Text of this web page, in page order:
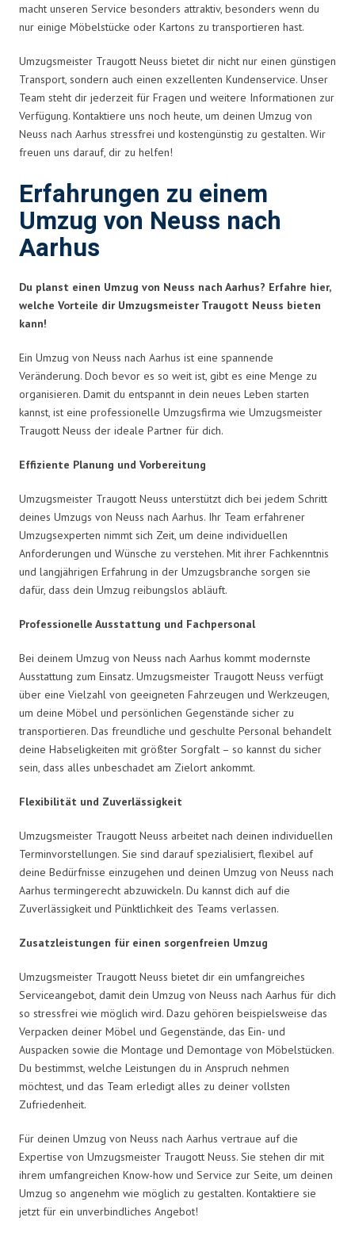
macht unseren Service besonders attraktiv, besonders wenn du
nur einige Möbelstücke oder Kartons zu transportieren hast.
Umzugsmeister Traugott Neuss bietet dir nicht nur einen günstigen
Transport, sondern auch einen exzellenten Kundenservice. Unser
Team steht dir jederzeit für Fragen und weitere Informationen zur
Verfügung. Kontaktiere uns noch heute, um deinen Umzug von
Neuss nach Aarhus stressfrei und kostengünstig zu gestalten. Wir
freuen uns darauf, dir zu helfen!
Erfahrungen zu einem
Umzug von Neuss nach
Aarhus
Du planst einen Umzug von Neuss nach Aarhus? Erfahre hier,
welche Vorteile dir Umzugsmeister Traugott Neuss bieten
kann!
Ein Umzug von Neuss nach Aarhus ist eine spannende
Veränderung. Doch bevor es so weit ist, gibt es eine Menge zu
organisieren. Damit du entspannt in dein neues Leben starten
kannst, ist eine professionelle Umzugsfirma wie Umzugsmeister
Traugott Neuss der ideale Partner für dich.
Effiziente Planung und Vorbereitung
Umzugsmeister Traugott Neuss unterstützt dich bei jedem Schritt
deines Umzugs von Neuss nach Aarhus. Ihr Team erfahrener
Umzugsexperten nimmt sich Zeit, um deine individuellen
Anforderungen und Wünsche zu verstehen. Mit ihrer Fachkenntnis
und langjährigen Erfahrung in der Umzugsbranche sorgen sie
dafür, dass dein Umzug reibungslos abläuft.
Professionelle Ausstattung und Fachpersonal
Bei deinem Umzug von Neuss nach Aarhus kommt modernste
Ausstattung zum Einsatz. Umzugsmeister Traugott Neuss verfügt
über eine Vielzahl von geeigneten Fahrzeugen und Werkzeugen,
um deine Möbel und persönlichen Gegenstände sicher zu
transportieren. Das freundliche und geschulte Personal behandelt
deine Habseligkeiten mit größter Sorgfalt – so kannst du sicher
sein, dass alles unbeschadet am Zielort ankommt.
Flexibilität und Zuverlässigkeit
Umzugsmeister Traugott Neuss arbeitet nach deinen individuellen
Terminvorstellungen. Sie sind darauf spezialisiert, flexibel auf
deine Bedürfnisse einzugehen und deinen Umzug von Neuss nach
Aarhus termingerecht abzuwickeln. Du kannst dich auf die
Zuverlässigkeit und Pünktlichkeit des Teams verlassen.
Zusatzleistungen für einen sorgenfreien Umzug
Umzugsmeister Traugott Neuss bietet dir ein umfangreiches
Serviceangebot, damit dein Umzug von Neuss nach Aarhus für dich
so stressfrei wie möglich wird. Dazu gehören beispielsweise das
Verpacken deiner Möbel und Gegenstände, das Ein- und
Auspacken sowie die Montage und Demontage von Möbelstücken.
Du bestimmst, welche Leistungen du in Anspruch nehmen
möchtest, und das Team erledigt alles zu deiner vollsten
Zufriedenheit.
Für deinen Umzug von Neuss nach Aarhus vertraue auf die
Expertise von Umzugsmeister Traugott Neuss. Sie stehen dir mit
ihrem umfangreichen Know-how und Service zur Seite, um deinen
Umzug so angenehm wie möglich zu gestalten. Kontaktiere sie
jetzt für ein unverbindliches Angebot!